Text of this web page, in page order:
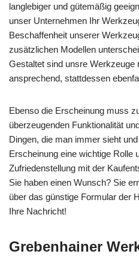
langlebiger und gütemäßig
unser Unternehmen Ihr
Beschaffenheit unserer
zusätzlichen Modellen
Gestaltet sind unsre Werkzeuge
ansprechend, stattdessen
Ebenso die Erscheinung muss
überzeugenden Funktionalität
Dingen, die man immer sieht
Erscheinung eine wichtige Rolle
Zufriedenstellung mit der
Sie haben einen Wunsch? Sie
über das günstige Formular der
Ihre Nachricht!
Grebenhainer